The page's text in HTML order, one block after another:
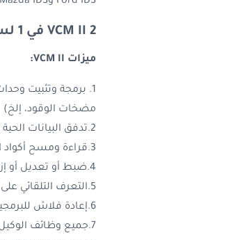
VCM II 2 في 1 لسيارات فورد ومازدا
ميزات VCM II:
مضخات الوقود، إلخ)
2.تدفق البيانات الحية مع وظائف التسجيل والتشغيل لوحدات التحكم الإلكترونية الرئيسية
3.قراءة ومسح أكواد الأعطال التشخيصية (DTCs)
4.ضبط أو تعديل أو إزالة محددات السرعة
5.التعرف التلقائي على المركبة
6.إعادة فلاش للبرمجيات الجديدة للوحدات الإلكترونية الحالية
7.جميع وظائف الوكيل الأخرى